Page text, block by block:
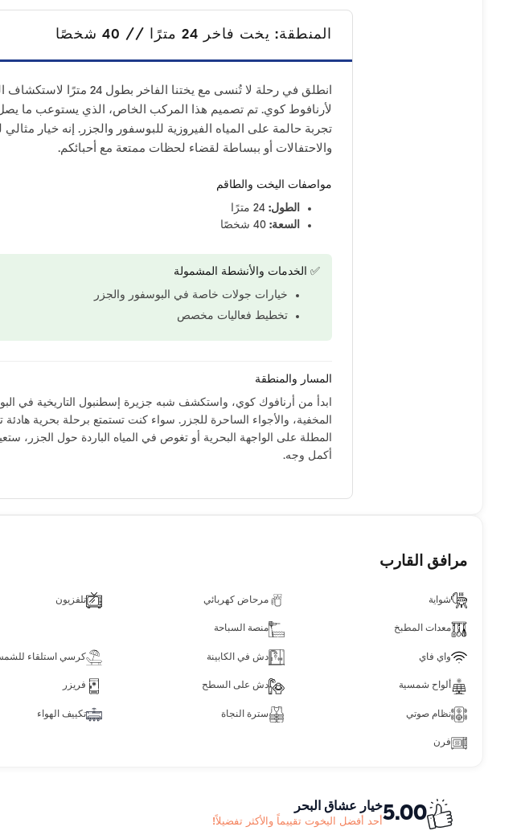
المنطقة: يخت فاخر 24 مترًا // 40 شخصًا
انطلق في رحلة لا تُنسى مع يختنا الفاخر
تجربة حالمة على المياه الفيروزية للبوسفور والجزر. إنه خيار
والاحتفالات أو ببساطة لقضاء لحظات ممتعة مع أحبائكم.
مواصفات اليخت والطاقم
الطول:
السعة:
✅ الخدمات والأنشطة المشمولة
خيارات جولات خاصة في البوسفور والجزر
تخطيط فعاليات مخصص
المسار والمنطقة
ابدأ من أرنافوك كوي، واستكشف شبه جزيرة إسطنبول التاريخية في
المخفية، والأجواء الساحرة للجزر. سواء كنت تستمتع برحلة بحرية هادئة
المطلة على الواجهة البحرية أو تغوص في المياه الباردة حول الجزر،
أكمل وجه.
مرافق القارب
شواية مرحاض كهربائي تلفزيون
معدات المطبخ منصة السباحة
واي فاي دش في الكابينة كرسي استلقاء
ألواح شمسية دش على السطح فريزر
نظام صوتي سترة النجاة تكييف الهواء
فرن
5.00خيار عشاق البحر
أحد أفضل اليخوت تقييماً والأكثر تفضيلاً!